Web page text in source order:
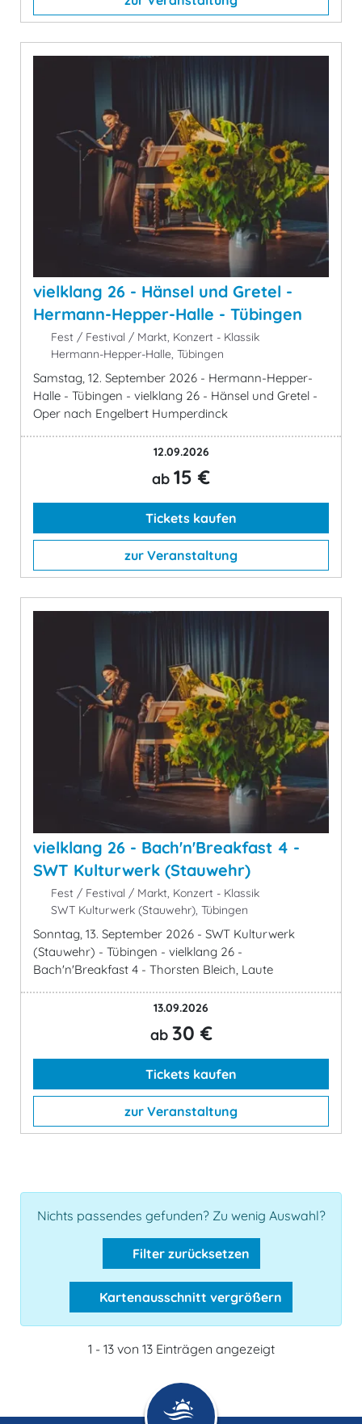
vielklang 26 - Hänsel und Gretel -
Hermann-Hepper-Halle - Tübingen
Fest / Festival / Markt, Konzert - Klassik
Hermann-Hepper-Halle, Tübingen
Samstag, 12. September 2026 - Hermann-Hepper-
Halle - Tübingen - vielklang 26 - Hänsel und Gretel -
Oper nach Engelbert Humperdinck
12.09.2026
ab 15 €
Tickets kaufen
zur Veranstaltung
vielklang 26 - Bach'n'Breakfast 4 -
SWT Kulturwerk (Stauwehr)
Fest / Festival / Markt, Konzert - Klassik
SWT Kulturwerk (Stauwehr), Tübingen
Sonntag, 13. September 2026 - SWT Kulturwerk
(Stauwehr) - Tübingen - vielklang 26 -
Bach'n'Breakfast 4 - Thorsten Bleich, Laute
13.09.2026
ab 30 €
Tickets kaufen
zur Veranstaltung
Nichts passendes gefunden? Zu wenig Auswahl?
Filter zurücksetzen
Kartenausschnitt vergrößern
1 - 13 von 13 Einträgen angezeigt